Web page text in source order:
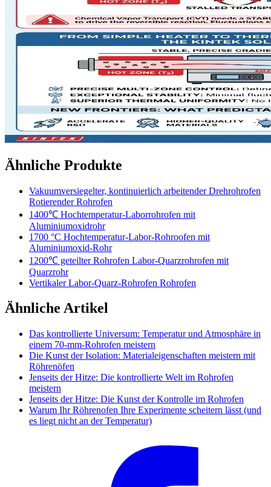
Ähnliche Produkte
Vakuumversiegelter, kontinuierlich arbeitender Drehrohrofen
Rotierender Rohrofen
1400℃ Hochtemperatur-Laborrohrofen mit
Aluminiumoxidrohr
1700 °C Hochtemperatur-Labor-Rohroofen mit
Aluminiumoxid-Rohr
1200℃ geteilter Rohrofen Labor-Quarzrohrofen mit
Quarzrohr
Vertikaler Labor-Quarz-Rohrofen Rohrofen
Ähnliche Artikel
Das kontrollierte Universum: Temperatur und Atmosphäre in
einem 70-mm-Rohrofen meistern
Die Kunst der Isolation: Materialeigenschaften meistern mit
Röhrenöfen
Jenseits der Hitze: Die kontrollierte Welt im Rohrofen
meistern
Jenseits der Hitze: Die Kunst der Kontrolle im Rohrofen
Warum Ihr Röhrenofen Ihre Experimente scheitern lässt (und
es liegt nicht an der Temperatur)